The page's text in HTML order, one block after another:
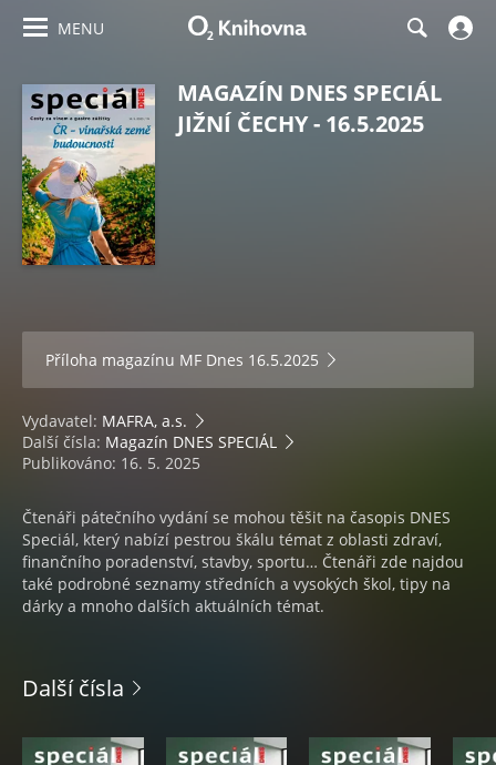
MENU
MAGAZÍN DNES SPECIÁL
JIŽNÍ ČECHY - 16.5.2025
Příloha magazínu MF Dnes 16.5.2025
Vydavatel: MAFRA, a.s.
Další čísla: Magazín DNES SPECIÁL
Publikováno: 16. 5. 2025
Čtenáři pátečního vydání se mohou těšit na časopis DNES
Speciál, který nabízí pestrou škálu témat z oblasti zdraví,
finančního poradenství, stavby, sportu… Čtenáři zde najdou
také podrobné seznamy středních a vysokých škol, tipy na
dárky a mnoho dalších aktuálních témat.
Další čísla